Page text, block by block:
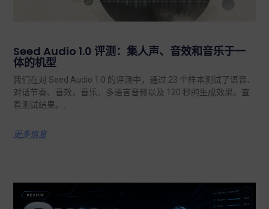
Seed Audio 1.0 评测：集人声、音效和音乐于一
体的机型
我们在对 Seed Audio 1.0 的评测中，通过 23 个样本测试了语音、
对话节奏、音效、音乐、多语言音频以及 120 秒的生成效果。查
看测试结果。.
更多信息